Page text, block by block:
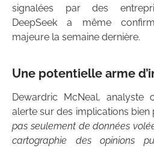
signalées par des
DeepSeek a même
majeure la semaine dernière.
Une potentielle arme
Dewardric McNeal, analyste
alerte sur des implications bien
pas seulement de données
cartographie des opinions